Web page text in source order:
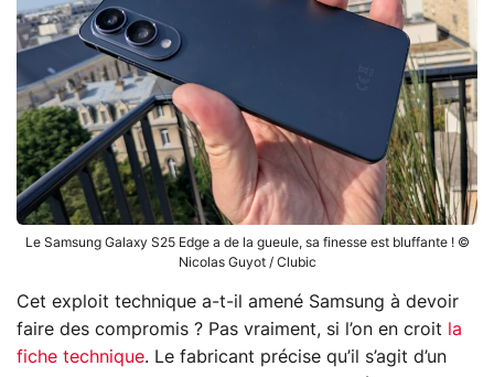
Le Samsung Galaxy S25 Edge a de la gueule, sa finesse est bluffante ! ©
Nicolas Guyot / Clubic
Cet exploit technique a-t-il amené Samsung à devoir
faire des compromis ? Pas vraiment, si l’on en croit
la
fiche technique. Le fabricant précise qu’il s’agit d’un